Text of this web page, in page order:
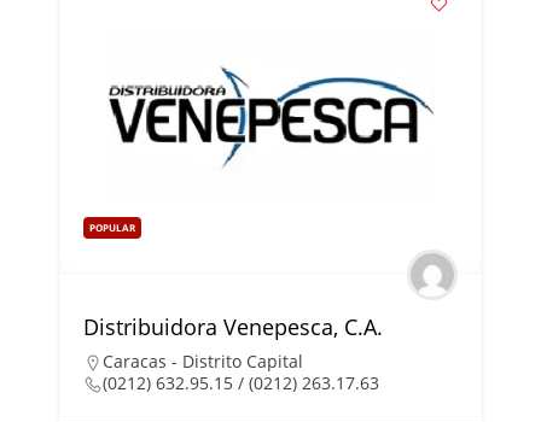
POPULAR
Distribuidora Venepesca, C.A.
Caracas - Distrito Capital
(0212) 632.95.15 / (0212) 263.17.63